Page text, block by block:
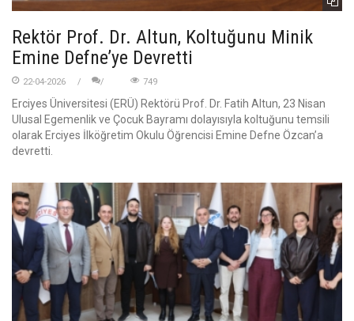
Rektör Prof. Dr. Altun, Koltuğunu Minik
Emine Defne’ye Devretti
22-04-2026 749
Erciyes Üniversitesi (ERÜ) Rektörü Prof. Dr. Fatih Altun, 23 Nisan
Ulusal Egemenlik ve Çocuk Bayramı dolayısıyla koltuğunu temsili
olarak Erciyes İlköğretim Okulu Öğrencisi Emine Defne Özcan’a
devretti.